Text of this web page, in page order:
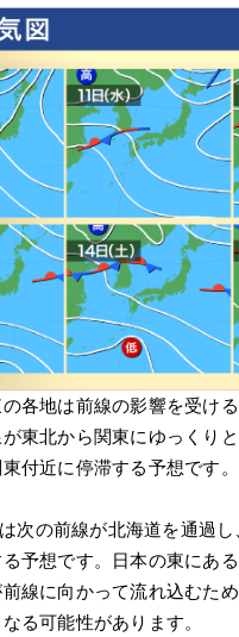
各地は前線の影響を受け
東北から関東にゆっくり
付近に停滞する予想です。
次の前線が北海道を通過
予想です。日本の東にあ
線に向かって流れ込むた
る可能性があります。